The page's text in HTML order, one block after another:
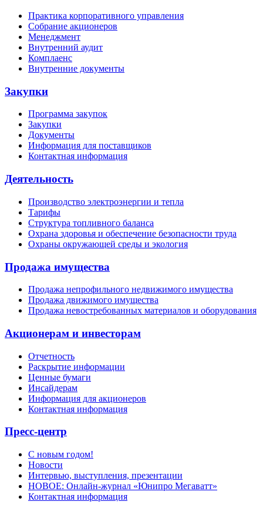
Практика корпоративного управления
Собрание акционеров
Менеджмент
Внутренний аудит
Комплаенс
Внутренние документы
Закупки
Программа закупок
Закупки
Документы
Информация для поставщиков
Контактная информация
Деятельность
Производство электроэнергии и тепла
Тарифы
Структура топливного баланса
Охрана здоровья и обеспечение безопасности труда
Охраны окружающей среды и экология
Продажа имущества
Продажа непрофильного недвижимого имущества
Продажа движимого имущества
Продажа невостребованных материалов и оборудования
Акционерам и инвесторам
Отчетность
Раскрытие информации
Ценные бумаги
Инсайдерам
Информация для акционеров
Контактная информация
Пресс-центр
С новым годом!
Новости
Интервью, выступления, презентации
НОВОЕ: Онлайн-журнал «Юнипро Мегаватт»
Контактная информация